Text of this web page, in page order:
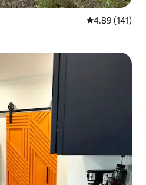
คะแนนเฉลี่ย
4.89 (141)